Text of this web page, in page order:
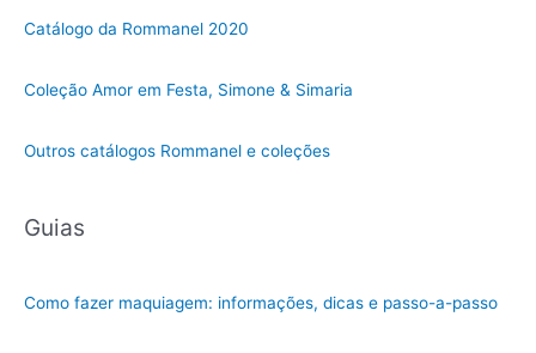
Catálogo da Rommanel 2020
Coleção Amor em Festa, Simone & Simaria
Outros catálogos Rommanel e coleções
Guias
Como fazer maquiagem: informações, dicas e passo-a-passo